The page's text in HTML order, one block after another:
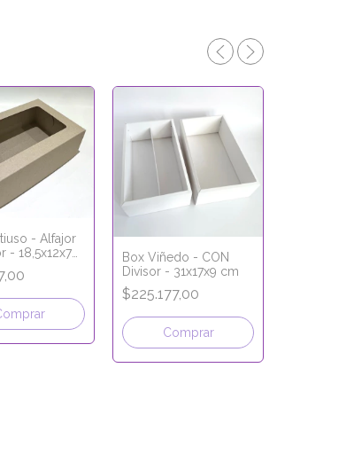
- Alfajor
- 18,5x12x7
ECO
Box Viñedo - CON
Divisor - 31x17x9 cm
$225.177,00
Comprar